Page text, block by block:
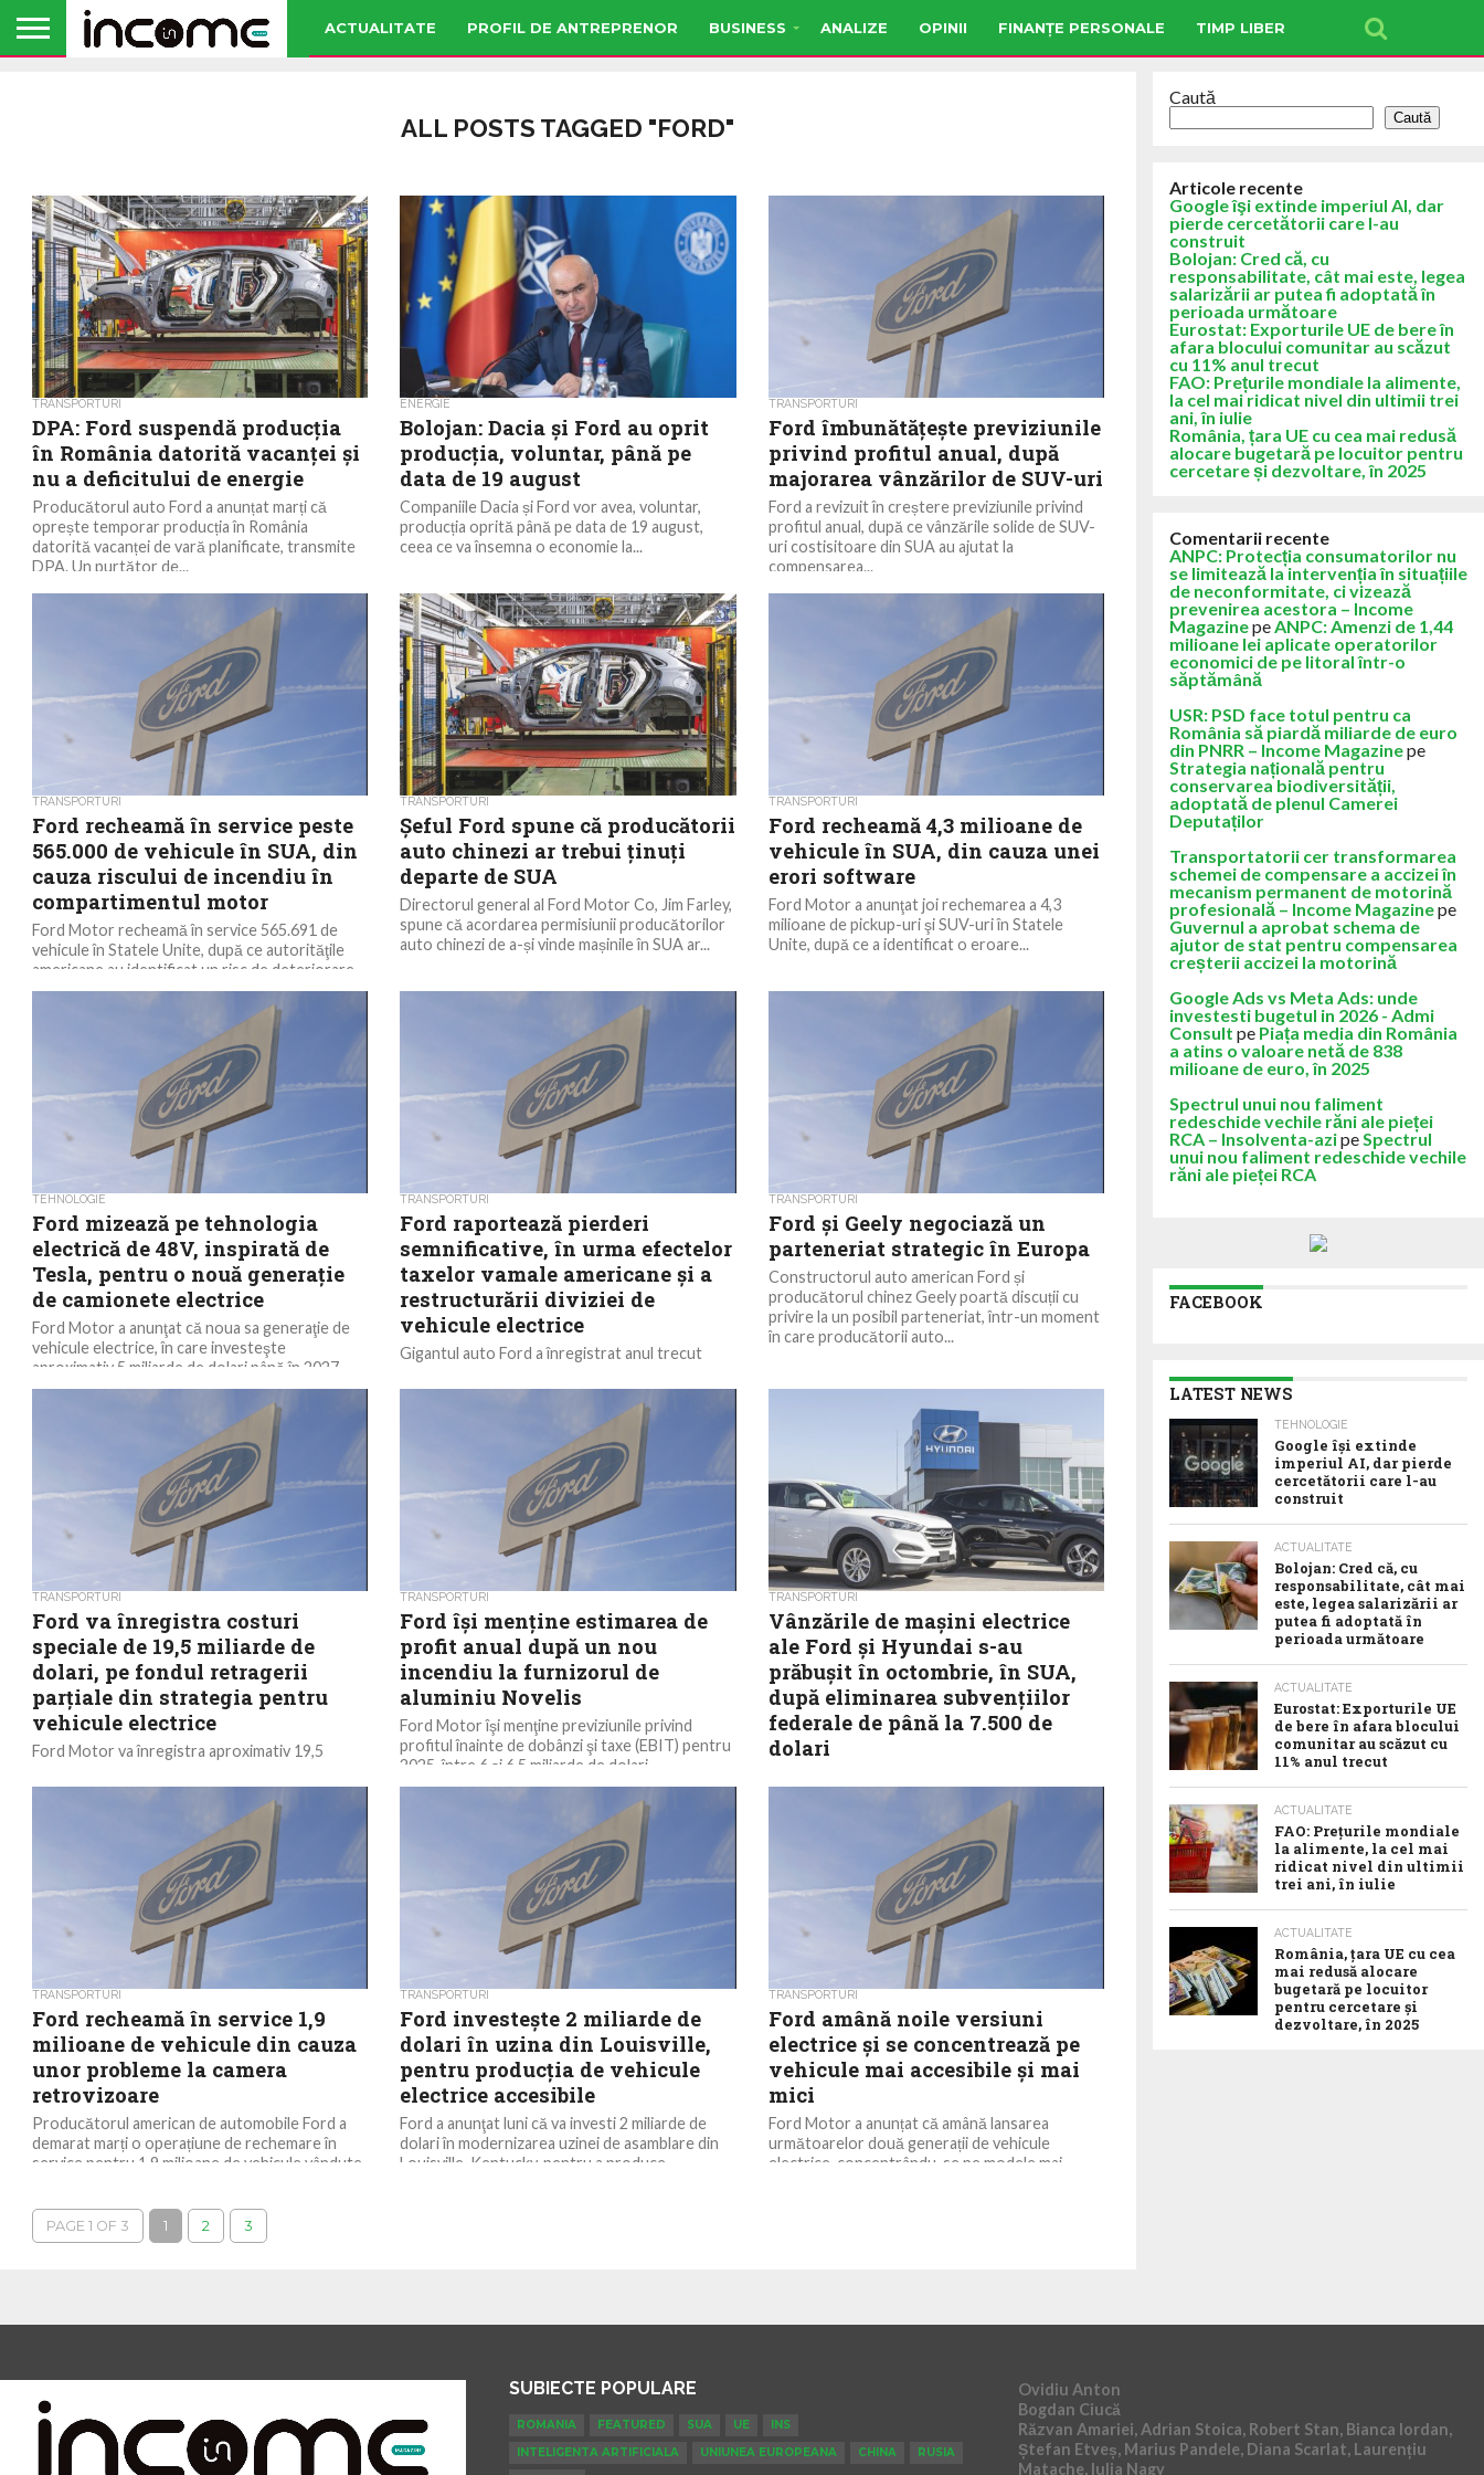
ACTUALITATE PROFIL DE ANTREPRENOR BUSINESS ANALIZE OPINII FINANȚE PERSONALE TIMP LIBER
ALL POSTS TAGGED "FORD"
TRANSPORTURI
DPA: Ford suspendă producția
în România datorită vacanței și
nu a deficitului de energie
Producătorul auto Ford a anunțat marți că
oprește temporar producția în România
datorită vacanței de vară planificate, transmite
DPA. Un purtător de...
ENERGIE
Bolojan: Dacia și Ford au oprit
producția, voluntar, până pe
data de 19 august
Companiile Dacia și Ford vor avea, voluntar,
producția oprită până pe data de 19 august,
ceea ce va însemna o economie la...
TRANSPORTURI
Ford îmbunătățește previziunile
privind profitul anual, după
majorarea vânzărilor de SUV-uri
Ford a revizuit în creștere previziunile privind
profitul anual, după ce vânzările solide de SUV-
uri costisitoare din SUA au ajutat la
compensarea...
TRANSPORTURI
Ford recheamă în service peste
565.000 de vehicule în SUA, din
cauza riscului de incendiu în
compartimentul motor
Ford Motor recheamă în service 565.691 de
vehicule în Statele Unite, după ce autorităţile
americane au identificat un risc de deteriorare
a...
TRANSPORTURI
Șeful Ford spune că producătorii
auto chinezi ar trebui ținuți
departe de SUA
Directorul general al Ford Motor Co, Jim Farley,
spune că acordarea permisiunii producătorilor
auto chinezi de a-și vinde mașinile în SUA ar...
TRANSPORTURI
Ford recheamă 4,3 milioane de
vehicule în SUA, din cauza unei
erori software
Ford Motor a anunţat joi rechemarea a 4,3
milioane de pickup-uri şi SUV-uri în Statele
Unite, după ce a identificat o eroare...
TEHNOLOGIE
Ford mizează pe tehnologia
electrică de 48V, inspirată de
Tesla, pentru o nouă generaţie
de camionete electrice
Ford Motor a anunţat că noua sa generaţie de
vehicule electrice, în care investeşte
aproximativ 5 miliarde de dolari până în 2027,...
TRANSPORTURI
Ford raportează pierderi
semnificative, în urma efectelor
taxelor vamale americane și a
restructurării diviziei de
vehicule electrice
Gigantul auto Ford a înregistrat anul trecut
restructurării diviziei de vehicule electrice
TRANSPORTURI
Ford și Geely negociază un
parteneriat strategic în Europa
Constructorul auto american Ford și
producătorul chinez Geely poartă discuții cu
privire la un posibil parteneriat, într-un moment
în care producătorii auto...
TRANSPORTURI
Ford va înregistra costuri
speciale de 19,5 miliarde de
dolari, pe fondul retragerii
parţiale din strategia pentru
vehicule electrice
Ford Motor va înregistra aproximativ 19,5
ca urmare a restructurării priorităţilor de
TRANSPORTURI
Ford îşi menţine estimarea de
profit anual după un nou
incendiu la furnizorul de
aluminiu Novelis
Ford Motor îşi menţine previziunile privind
profitul înainte de dobânzi şi taxe (EBIT) pentru
2025, între 6 şi 6,5 miliarde de dolari,...
TRANSPORTURI
Vânzările de maşini electrice
ale Ford şi Hyundai s-au
prăbuşit în octombrie, în SUA,
după eliminarea subvenţiilor
federale de până la 7.500 de
dolari
scăzut drastic în octombrie, după ce
administraţia Trump a eliminat stimulentele
federale de până la 7.500...
TRANSPORTURI
Ford recheamă în service 1,9
milioane de vehicule din cauza
unor probleme la camera
retrovizoare
Producătorul american de automobile Ford a
demarat marți o operațiune de rechemare în
service pentru 1,9 milioane de vehicule vândute
TRANSPORTURI
Ford investeşte 2 miliarde de
dolari în uzina din Louisville,
pentru producţia de vehicule
electrice accesibile
Ford a anunţat luni că va investi 2 miliarde de
dolari în modernizarea uzinei de asamblare din
Louisville, Kentucky, pentru a produce...
TRANSPORTURI
Ford amână noile versiuni
electrice și se concentrează pe
vehicule mai accesibile și mai
mici
Ford Motor a anunțat că amână lansarea
următoarelor două generații de vehicule
electrice, concentrându-se pe modele mai
PAGE 1 OF 3 1 2 3
Caută
Caută
Articole recente
Google îşi extinde imperiul AI, dar
pierde cercetătorii care l-au
construit
Bolojan: Cred că, cu
responsabilitate, cât mai este, legea
salarizării ar putea fi adoptată în
perioada următoare
Eurostat: Exporturile UE de bere în
afara blocului comunitar au scăzut
cu 11% anul trecut
FAO: Prețurile mondiale la alimente,
la cel mai ridicat nivel din ultimii trei
ani, în iulie
România, țara UE cu cea mai redusă
alocare bugetară pe locuitor pentru
cercetare și dezvoltare, în 2025
Comentarii recente
ANPC: Protecția consumatorilor nu
se limitează la intervenția în situațiile
de neconformitate, ci vizează
prevenirea acestora – Income
MagazinepeANPC: Amenzi de 1,44
milioane lei aplicate operatorilor
economici de pe litoral într-o
săptămână
USR: PSD face totul pentru ca
România să piardă miliarde de euro
din PNRR – Income Magazinepe
Strategia națională pentru
conservarea biodiversității,
adoptată de plenul Camerei
Deputaților
Transportatorii cer transformarea
schemei de compensare a accizei în
mecanism permanent de motorină
profesională – Income Magazinepe
Guvernul a aprobat schema de
ajutor de stat pentru compensarea
creșterii accizei la motorină
Google Ads vs Meta Ads: unde
investesti bugetul in 2026 - Admi
Consult pe Piața media din România
a atins o valoare netă de 838
milioane de euro, în 2025
Spectrul unui nou faliment
redeschide vechile răni ale pieței
RCA – Insolventa-azipeSpectrul
unui nou faliment redeschide vechile
răni ale pieței RCA
FACEBOOK
LATEST NEWS
TEHNOLOGIE
Google îşi extinde
imperiul AI, dar pierde
cercetătorii care l-au
construit
ACTUALITATE
Bolojan: Cred că, cu
responsabilitate, cât mai
este, legea salarizării ar
putea fi adoptată în
perioada următoare
ACTUALITATE
Eurostat: Exporturile UE
de bere în afara blocului
comunitar au scăzut cu
11% anul trecut
ACTUALITATE
FAO: Prețurile mondiale
la alimente, la cel mai
ridicat nivel din ultimii
trei ani, în iulie
ACTUALITATE
România, țara UE cu cea
mai redusă alocare
bugetară pe locuitor
pentru cercetare și
dezvoltare, în 2025
SUBIECTE POPULARE
ROMANIA FEATURED SUA UE
INS
INTELIGENTA ARTIFICIALA
UNIUNEA EUROPEANA CHINA
RUSIA
Ovidiu Anton
Bogdan Ciucă
Răzvan Amariei, Adrian Stoica, Robert Stan, Bianca Iordan,
Ștefan Etveș, Marius Pandele, Diana Scarlat, Laurențiu
Matache, Iulia Nagy